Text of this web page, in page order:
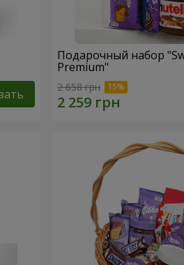
Подарочный набор
Premium"
2 658 грн